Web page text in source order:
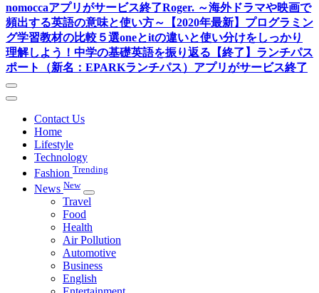
nomoccaアプリがサービス終了Roger. ～海外ドラマや映画で
頻出する英語の意味と使い方～
【2020年最新】プログラミン
グ学習教材の比較５選oneとitの違いと使い分けをしっかり
理解しよう！中学の基礎英語を振り返る 【終了】ランチパス
ポート（新名：EPARKランチパス）アプリがサービス終了
Contact Us
Home
Lifestyle
Technology
Fashion Trending
News New
Travel
Food
Health
Air Pollution
Automotive
Business
English